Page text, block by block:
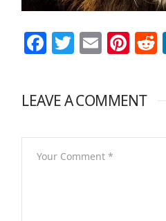
Facebook
Twitter
Email
LEAVE A COMMENT